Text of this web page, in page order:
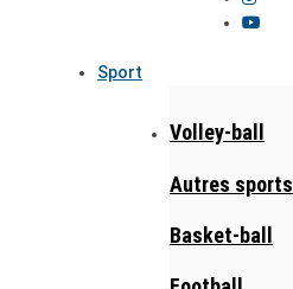
Sport
Volley-ball
Autres sports
Basket-ball